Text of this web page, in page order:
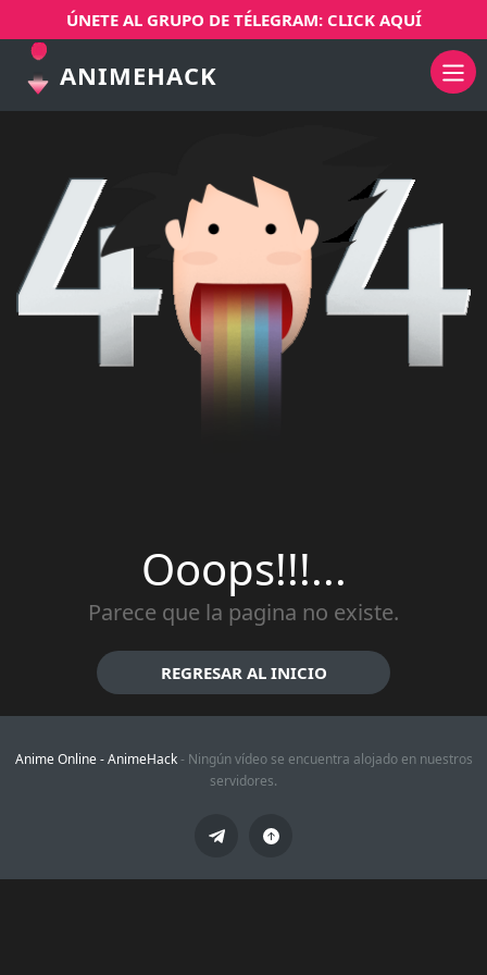
ÚNETE AL GRUPO DE TÉLEGRAM: CLICK AQUÍ
ANIMEHACK
Ooops!!!...
Parece que la pagina no existe.
REGRESAR AL INICIO
Anime Online -AnimeHack- Ningún vídeo se encuentra alojado en nuestros
servidores.